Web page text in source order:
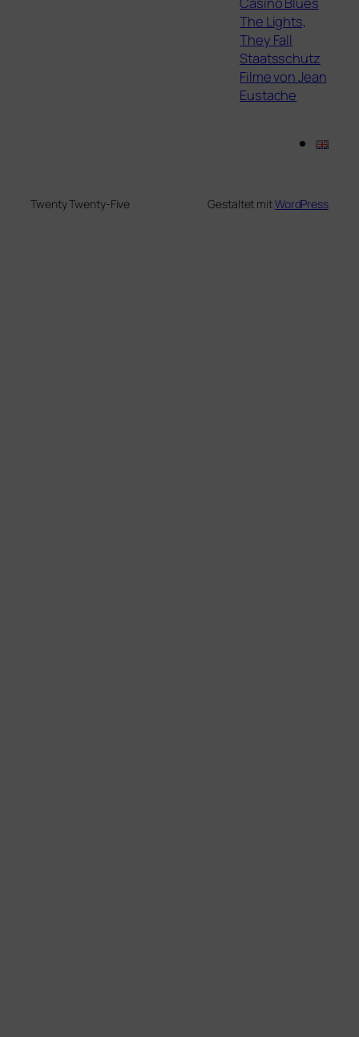
The Lights,
They Fall
Staatsschutz
Filme von Jean
Eustache
Twenty Twenty-Five Gestaltet mitWordPress